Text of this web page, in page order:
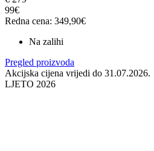
99€
Redna cena: 349,90€
Na zalihi
Pregled proizvoda
Akcijska cijena vrijedi do 31.07.2026.
LJETO 2026